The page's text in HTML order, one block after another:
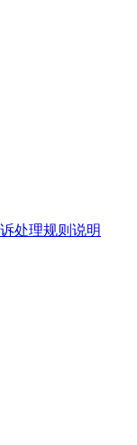
处理规则说明